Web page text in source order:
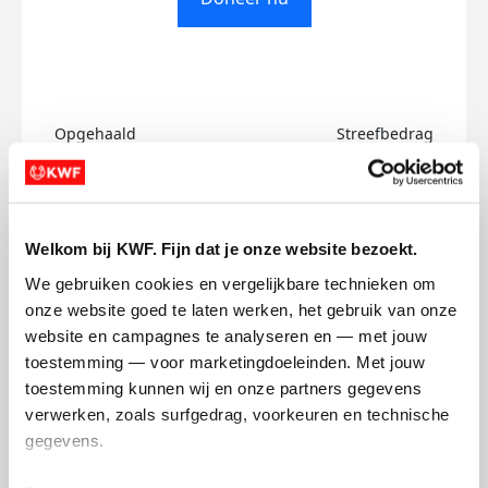
Welkom bij KWF. Fijn dat je onze website bezoekt.
We gebruiken cookies en vergelijkbare technieken om
onze website goed te laten werken, het gebruik van onze
website en campagnes te analyseren en — met jouw
toestemming — voor marketingdoeleinden. Met jouw
toestemming kunnen wij en onze partners gegevens
verwerken, zoals surfgedrag, voorkeuren en technische
gegevens.
Opgehaald
€0
Streefbedrag
€500
Miranda's badges